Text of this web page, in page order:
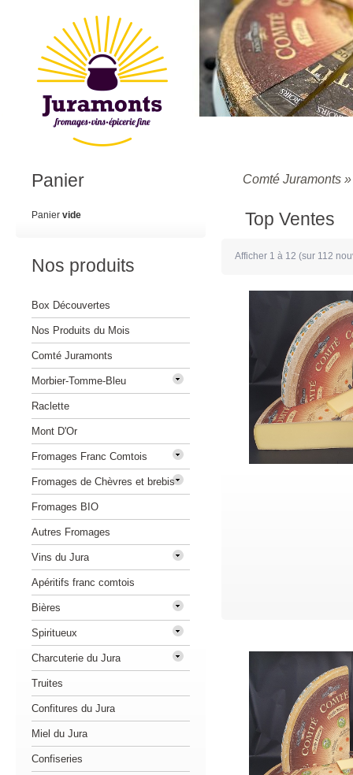
Comté Juramonts
Top Ventes
Afficher 1 à 12 (sur 112
Panier
Panier vide
Nos produits
Box Découvertes
Nos Produits du Mois
Comté Juramonts
Morbier-Tomme-Bleu
Raclette
Mont D'Or
Fromages Franc Comtois
Fromages de Chèvres et brebis
Fromages BIO
Autres Fromages
Vins du Jura
Apéritifs franc comtois
Bières
Spiritueux
Charcuterie du Jura
Truites
Confitures du Jura
Miel du Jura
Confiseries